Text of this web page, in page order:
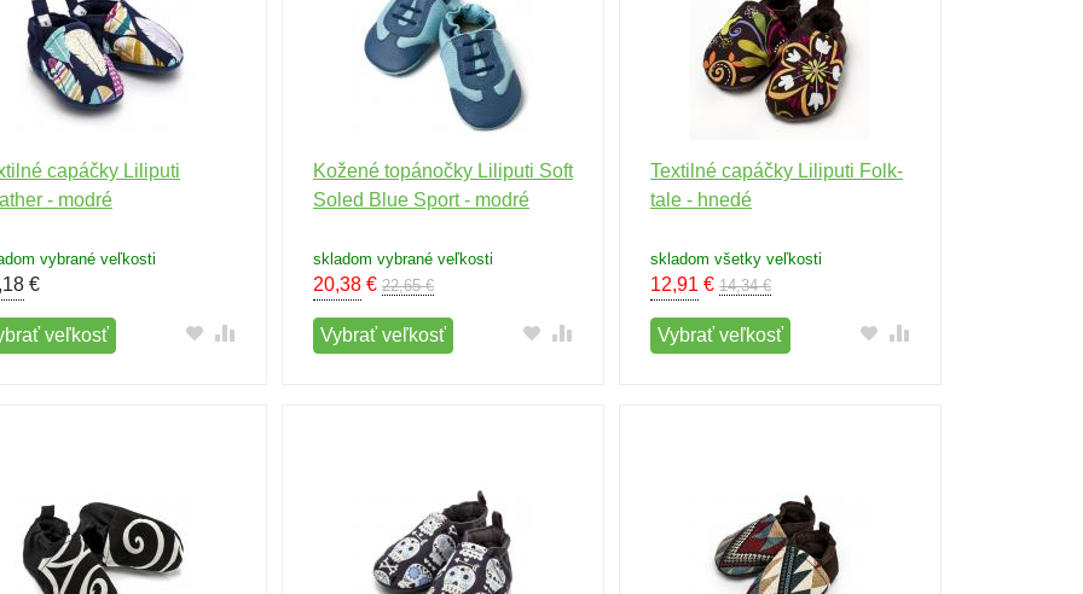
capáčky Liliputi
- modré
vybrané veľkosti
€
veľkosť
Kožené topánočky Liliputi Soft
Soled Blue Sport - modré
skladom vybrané veľkosti
20,38€ 22,65 €
Vybrať veľkosť
Textilné capáčky Liliputi Folk-
tale - hnedé
skladom všetky veľkosti
12,91 € 14,34 €
Vybrať veľkosť